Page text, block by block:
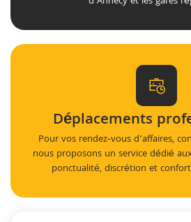
Déplacements
Pour vos rendez‑vous d’affaires,
nous proposons un service dédié
ponctualité, discrétion et